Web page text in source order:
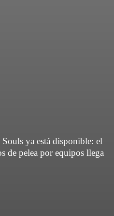
ya está disponible: el
de pelea por equipos llega